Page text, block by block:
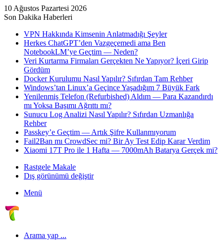
10 Ağustos Pazartesi 2026
Son Dakika Haberleri
VPN Hakkında Kimsenin Anlatmadığı Şeyler
Herkes ChatGPT’den Vazgeçemedi ama Ben
NotebookLM’ye Geçtim — Neden?
Veri Kurtarma Firmaları Gerçekten Ne Yapıyor? İçeri Girip
Gördüm
Docker Kurulumu Nasıl Yapılır? Sıfırdan Tam Rehber
Windows’tan Linux’a Geçince Yaşadığım 7 Büyük Fark
Yenilenmiş Telefon (Refurbished) Aldım — Para Kazandırdı
mı Yoksa Başımı Ağrıttı mı?
Sunucu Log Analizi Nasıl Yapılır? Sıfırdan Uzmanlığa
Rehber
Passkey’e Geçtim — Artık Şifre Kullanmıyorum
Fail2Ban mı CrowdSec mi? Bir Ay Test Edip Karar Verdim
Xiaomi 17T Pro ile 1 Hafta — 7000mAh Batarya Gerçek mi?
Rastgele Makale
Dış görünümü değiştir
Menü
Arama yap ...